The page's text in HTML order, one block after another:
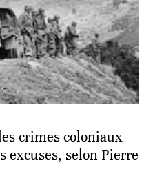
crimes coloniaux
excuses, selon Pierre